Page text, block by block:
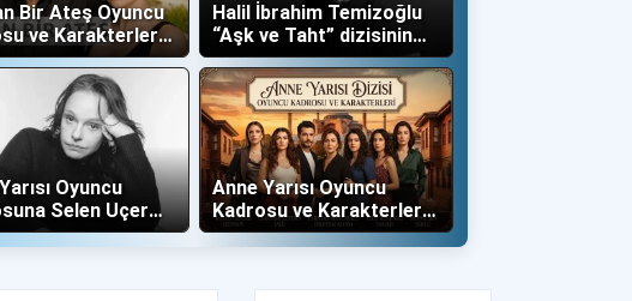
Bir Ateş Oyuncu
ve Karakterleri
TV)
Halil İbrahim Temizoğlu
“Aşk ve Taht” dizisinin
Yalboğan'ı Oldu
Oyuncu
Selen Uçer
Karakteri İle Dahil
Anne Yarısı Oyuncu
Kadrosu ve Karakterleri
(Now TV)